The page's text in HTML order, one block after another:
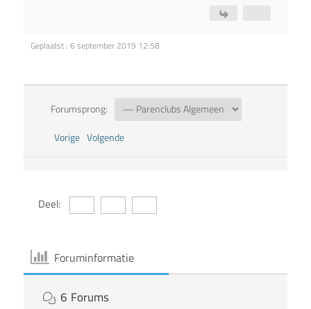
Geplaatst : 6 september 2019 12:58
Forumsprong:
Vorige Volgende
Deel:
Foruminformatie
6 Forums